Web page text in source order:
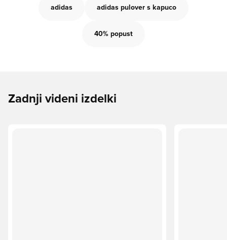
adidas adidas pulover s kapuco
40% popust
Zadnji videni izdelki